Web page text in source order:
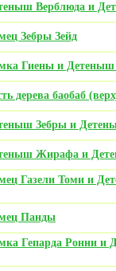
Верблюда и
Зебры Зейд
Гиены и Детеныш
дерева баобаб
Зебры и
Жирафа и
Газели Томи и
Панды
Гепарда Ронни и